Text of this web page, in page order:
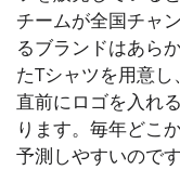
チームが全国チャ
るブランドはあら
たTシャツを用意
直前にロゴを入れ
ります。毎年どこ
予測しやすいのです